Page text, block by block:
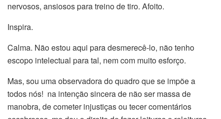
nervosos, ansiosos para treino de tiro. Afoito.
Inspira.
Calma. Não estou aqui para desmerecê-lo, não tenho
escopo intelectual para tal, nem com muito esforço.
Mas, sou uma observadora do quadro que se impõe a
todos nós! na intenção sincera de não ser massa de
manobra, de cometer injustiças ou tecer comentários